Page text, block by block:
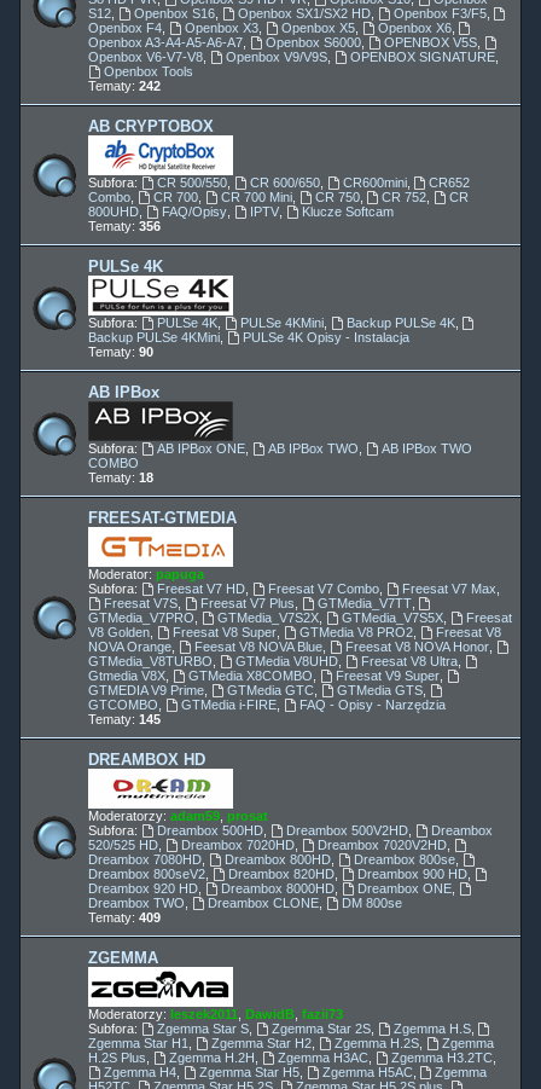
S12
Openbox S16, Openbox SX1/SX2 HD, Openbox F3/F5,
Openbox F4
Openbox X3, Openbox X5, Openbox X6,
Openbox A3-A4-A5-A6-A7
Openbox S6000, OPENBOX V5S,
Openbox V6-V7-V8
Openbox V9/V9S, OPENBOX SIGNATURE,
Openbox Tools
Tematy: 242
AB CRYPTOBOX
Subfora: CR 500/550, CR 600/650, CR600mini,
CR652
Combo
CR 700, CR 700 Mini, CR 750, CR 752
CR
800UHD
FAQ/Opisy, IPTV,
Klucze Softcam
Tematy: 356
PULSe 4K
Subfora: PULSe 4K, PULSe 4KMini, Backup PULSe 4K,
Backup PULSe 4KMini
PULSe 4K Opisy - Instalacja
Tematy: 90
AB IPBox
Subfora: AB IPBox ONE, AB IPBox TWO
AB IPBox TWO
COMBO
Tematy: 18
FREESAT-GTMEDIA
Moderator: papuga
Subfora:
Freesat V7 HD, Freesat V7 Combo, Freesat V7 Max
Freesat V7S, Freesat V7 Plus GTMedia_V7TT,
GTMedia_V7PRO
GTMedia_V7S2X, GTMedia_V7S5X,
Freesat
V8 Golden
Freesat V8 Super, GTMedia V8 PRO2,
Freesat V8
NOVA Orange
Feesat V8 NOVA Blue, Freesat V8 NOVA Honor,
GTMedia_V8TURBO
GTMedia V8UHD, Freesat V8 Ultra,
Gtmedia V8X
GTMedia X8COMBO Freesat V9 Super,
GTMEDIA V9 Prime
GTMedia GTC, GTMedia GTS,
GTCOMBO
GTMedia i-FIRE,
FAQ - Opisy - Narzędzia
Tematy: 145
DREAMBOX HD
Moderatorzy: adam59 prosat
Subfora:
Dreambox 500HD, Dreambox 500V2HD,
Dreambox
520/525 HD
Dreambox 7020HD, Dreambox 7020V2HD,
Dreambox 7080HD
Dreambox 800HD, Dreambox 800se,
Dreambox 800seV2
Dreambox 820HD, Dreambox 900 HD,
Dreambox 920 HD
Dreambox 8000HD, Dreambox ONE,
Dreambox TWO
Dreambox CLONE,
DM 800se
Tematy: 409
ZGEMMA
Moderatorzy: leszek2011 DawidB fazii73
Subfora:
Zgemma Star S, Zgemma Star 2S, Zgemma H.S,
Zgemma Star H1
Zgemma Star H2, Zgemma H.2S,
Zgemma
H.2S Plus
Zgemma H.2H Zgemma H3AC, Zgemma H3.2TC,
Zgemma H4, Zgemma Star H5, Zgemma H5AC,
Zgemma